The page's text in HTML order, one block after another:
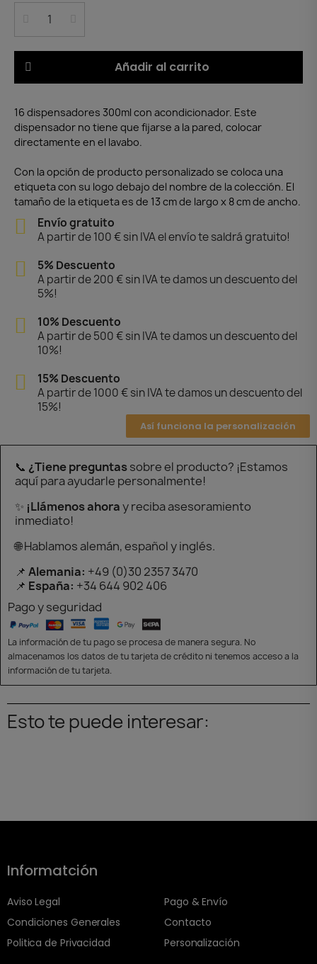
Añadir al carrito
16 dispensadores 300ml con acondicionador. Este
dispensador no tiene que fijarse a la pared, colocar
directamente en el lavabo.
Con la opción de producto personalizado se coloca una
etiqueta con su logo debajo del nombre de la colección. El
tamaño de la etiqueta es de 13 cm de largo x 8 cm de ancho.
Envío gratuito
A partir de 100 € sin IVA el envío te saldrá gratuito!
5% Descuento
A partir de 200 € sin IVA te damos un descuento del
5%!
10% Descuento
A partir de 500 € sin IVA te damos un descuento del
10%!
15% Descuento
A partir de 1000 € sin IVA te damos un descuento del
15%!
Así funciona la personalización
📞 ¿Tiene preguntassobre el producto? ¡Estamos
aquí para ayudarle personalmente!
✨ ¡Llámenos ahoray reciba asesoramiento
inmediato!
🌐 Hablamos alemán, español y inglés.
📌 Alemania: +49 (0)30 2357 3470
📌 España: +34 644 902 406
Pago y seguridad
La información de tu pago se procesa de manera segura. No
almacenamos los datos de tu tarjeta de crédito ni tenemos acceso a la
información de tu tarjeta.
Esto te puede interesar:
Informatción
Aviso Legal
Condiciones Generales
Politica de Privacidad
Pago & Envío
Contacto
Personalización